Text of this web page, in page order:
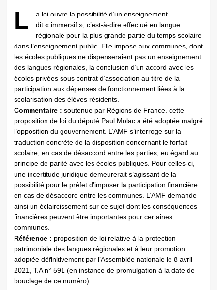
L
a loi ouvre la possibilité d’un enseignement
dit « immersif », c’est-à-dire effectué en langue
régionale pour la plus grande partie du temps scolaire
dans l’enseignement public. Elle impose aux communes, dont
les écoles publiques ne dispenseraient pas un enseignement
des langues régionales, la conclusion d’un accord avec les
écoles privées sous contrat d’association au titre de la
participation aux dépenses de fonctionnement liées à la
scolarisation des élèves résidents.
Commentaire : soutenue par Régions de France, cette
proposition de loi du député Paul Molac a été adoptée malgré
l’opposition du gouvernement. L’AMF s’interroge sur la
traduction concrète de la disposition concernant le forfait
scolaire, en cas de désaccord entre les parties, eu égard au
principe de parité avec les écoles publiques. Pour celles-ci,
une incertitude juridique demeurerait s’agissant de la
possibilité pour le préfet d’imposer la participation financière
en cas de désaccord entre les communes. L’AMF demande
ainsi un éclaircissement sur ce sujet dont les conséquences
financières peuvent être importantes pour certaines
communes.
Référence : proposition de loi relative à la protection
patrimoniale des langues régionales et à leur promotion
adoptée définitivement par l’Assemblée nationale le 8 avril
2021, T.A n° 591 (en instance de promulgation à la date de
bouclage de ce numéro).